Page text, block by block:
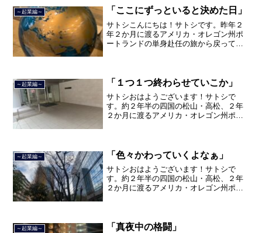
～起業編～ 「ここにずっといると決めた日」
サトシこんにちは！サトシです。昨年２
年２か月に渡るアメリカ・オレゴン州ポ
ートランドの単身赴任の旅から戻ってき
し、東京で不動産を主に取り...
～起業編～ 「１つ１つ終わらせていこか」
サトシおはようございます！サトシで
す。約２年半の四国の松山・高松、２年
２か月に渡るアメリカ・オレゴン州ポー
した。２０２１年３月９日よ...
～起業編～ 「色々かわっていくよなぁ」
サトシおはようございます！サトシで
す。約２年半の四国の松山・高松、２年
２か月に渡るアメリカ・オレゴン州ポー
て、２０２１年３月９日より東...
～起業編～ 「真夜中の格闘」